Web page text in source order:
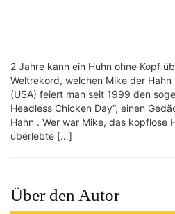
2 Jahre kann ein Huhn ohne Kopf
Weltrekord, welchen Mike der
(USA) feiert man seit 1999 den
Headless Chicken Day“, einen
Hahn . Wer war Mike, das kopflose
überlebte […]
Über den Autor